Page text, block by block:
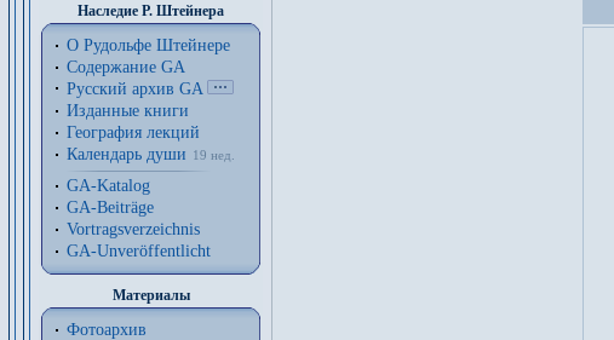
Наследие Р. Штейнера
О Рудольфе Штейнере
Содержание GA
Русский архив GA
Изданные книги
География лекций
Календарь души
19 нед.
GA-Katalog
GA-Beiträge
Vortragsverzeichnis
GA-Unveröffentlicht
Материалы
Фотоархив